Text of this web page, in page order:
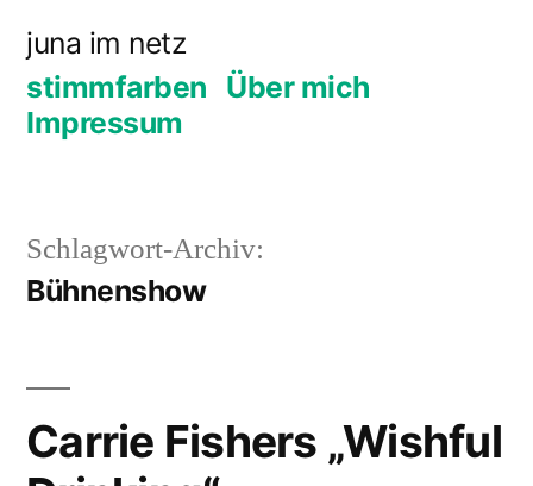
Inhalt
springen
juna im netz
stimmfarben Über mich
Impressum
Schlagwort-Archiv:
Bühnenshow
Carrie Fishers „Wishful